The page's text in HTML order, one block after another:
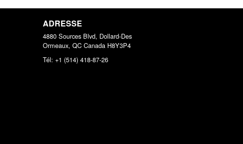
ADRESSE
4880 Sources Blvd, Dollard-Des
Ormeaux, QC Canada H8Y3P4
Tél: +1 (514) 418-87-26